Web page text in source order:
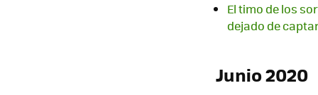
El timo de los
dejado de
Junio 2020